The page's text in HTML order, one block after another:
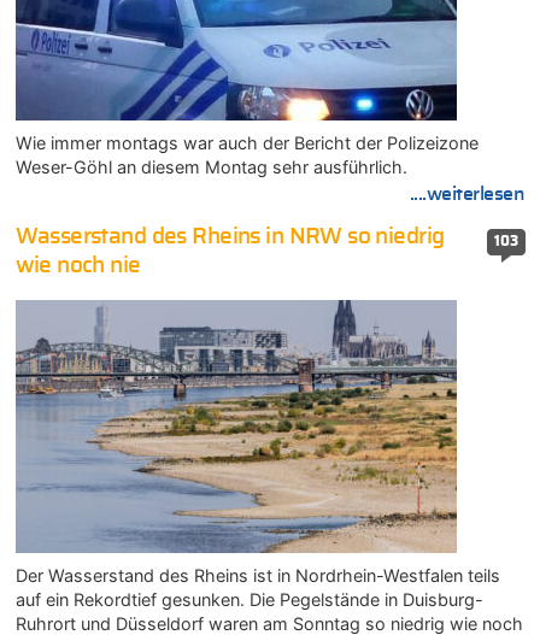
Wie immer montags war auch der Bericht der Polizeizone
Weser-Göhl an diesem Montag sehr ausführlich.
....weiterlesen
103
Wasserstand des Rheins in NRW so niedrig
wie noch nie
Der Wasserstand des Rheins ist in Nordrhein-Westfalen teils
auf ein Rekordtief gesunken. Die Pegelstände in Duisburg-
Ruhrort und Düsseldorf waren am Sonntag so niedrig wie noch